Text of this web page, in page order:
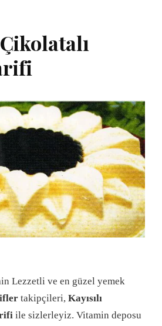
Lezzetli ve en güzel yemek
takipçileri, Kayısılı
ile sizlerleyiz. Vitamin deposu